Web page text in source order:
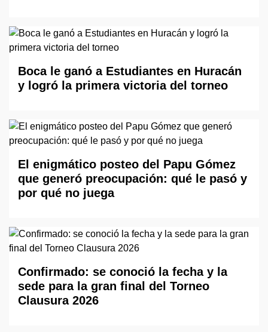
Boca le ganó a Estudiantes en Huracán
y logró la primera victoria del torneo
El enigmático posteo del Papu Gómez
que generó preocupación: qué le pasó y
por qué no juega
Confirmado: se conoció la fecha y la
sede para la gran final del Torneo
Clausura 2026